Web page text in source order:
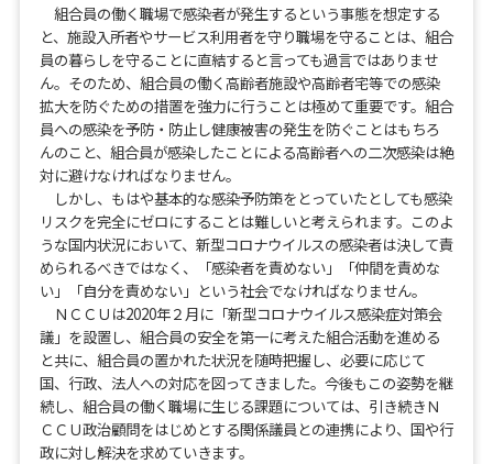
組合員の働く職場で感染者が発生するという事態を想定する
と、施設入所者やサービス利用者を守り職場を守ることは、組合
員の暮らしを守ることに直結すると言っても過言ではありませ
ん。そのため、組合員の働く高齢者施設や高齢者宅等での感染
拡大を防ぐための措置を強力に行うことは極めて重要です。組合
員への感染を予防・防止し健康被害の発生を防ぐことはもちろ
んのこと、組合員が感染したことによる高齢者への二次感染は絶
対に避けなければなりません。
しかし、もはや基本的な感染予防策をとっていたとしても感染
リスクを完全にゼロにすることは難しいと考えられます。このよ
うな国内状況において、新型コロナウイルスの感染者は決して責
められるべきではなく、「感染者を責めない」「仲間を責めな
い」「自分を責めない」という社会でなければなりません。
ＮＣＣＵは2020年２月に「新型コロナウイルス感染症対策会
議」を設置し、組合員の安全を第一に考えた組合活動を進める
と共に、組合員の置かれた状況を随時把握し、必要に応じて
国、行政、法人への対応を図ってきました。今後もこの姿勢を継
続し、組合員の働く職場に生じる課題については、引き続きＮ
ＣＣＵ政治顧問をはじめとする関係議員との連携により、国や行
政に対し解決を求めていきます。